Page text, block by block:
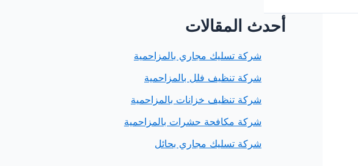
أحدث المقالات
شركة تسليك مجاري بالمزاحمية
شركة تنظيف فلل بالمزاحمية
شركة تنظيف خزانات بالمزاحمية
شركة مكافحة حشرات بالمزاحمية
شركة تسليك مجاري بحائل